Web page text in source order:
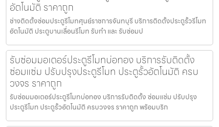
อัตโนมัติ ราคาถูก
ช่างติดตั้งซ่อมประตูรีโมทศุนย์ราชการจันทบุรี บริการติดตั้งประตูรั้วรีโมท
อัตโนมัติ ประตูบานเลื่อนรีโมท รับทำ และ รับซ่อมป
รับซ่อมมอเตอร์ประตูรีโมทบ่อทอง บริการรับติดตั้ง
ซ่อมแซ่ม ปรับปรุงประตูรีโมท ประตูรั้วอัตโนมัติ ครบ
วงจร ราคาถูก
รับซ่อมมอเตอร์ประตูรีโมทบ่อทอง บริการรับติดตั้ง ซ่อมแซ่ม ปรับปรุง
ประตูรีโมท ประตูรั้วอัตโนมัติ ครบวงจร ราคาถูก พร้อมบริก